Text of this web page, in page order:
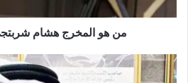
من هو المخرج هشام